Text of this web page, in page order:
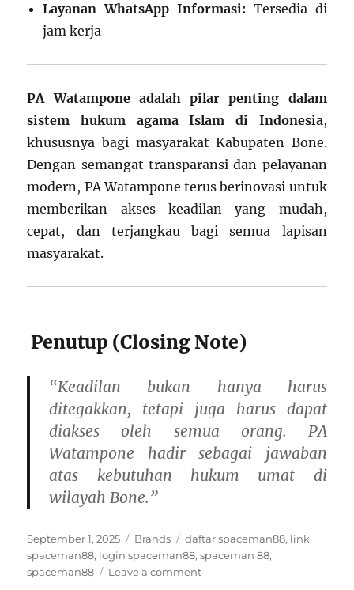
Layanan WhatsApp Informasi: Tersedia di
jam kerja
PA Watampone adalah pilar penting dalam
sistem hukum agama Islam di Indonesia,
khususnya bagi masyarakat Kabupaten Bone.
Dengan semangat transparansi dan pelayanan
modern, PA Watampone terus berinovasi untuk
memberikan akses keadilan yang mudah,
cepat, dan terjangkau bagi semua lapisan
masyarakat.
Penutup (Closing Note)
“Keadilan bukan hanya harus
ditegakkan, tetapi juga harus dapat
diakses oleh semua orang. PA
Watampone hadir sebagai jawaban
atas kebutuhan hukum umat di
wilayah Bone.”
Posted
on
September 1, 2025 Categories
Brands Tags
daftar spaceman88, link
spaceman88, login spaceman88,spaceman 88,
spaceman88
Leave a commenton